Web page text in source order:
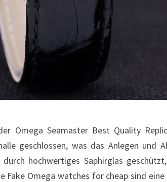
Omega Seamaster Best Quality
geschlossen, was das Anlegen und
hochwertiges Saphirglas
Fake Omega watches for cheap sind